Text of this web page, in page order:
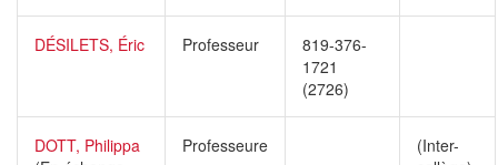
DÉSILETS, Éric Professeur
819-376-
1721
(2726)
DOTT, Philippa
Professeure
(Inter-